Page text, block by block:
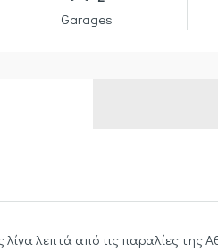
Garages
λεπτά από τις παραλίες της